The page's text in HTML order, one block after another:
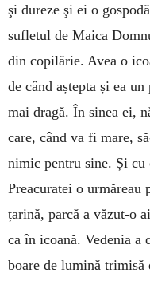
şi dureze şi ei o
sufletul de Maica
din copilărie. Avea o
de când aștepta și ea
mai dragă. În sinea ei,
care, când va fi mare,
nimic pentru sine. Și cu
Preacuratei o urmăreau
țarină, parcă a văzut-o
ca în icoană. Vedenia a
boare de lumină trimisă